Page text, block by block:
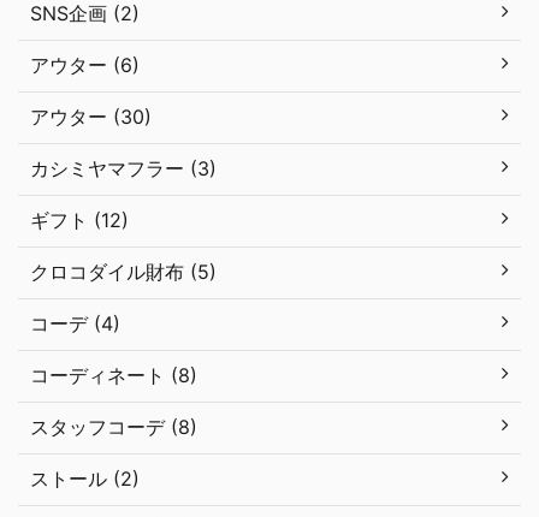
SNS企画 (2)
アウター (6)
アウター (30)
カシミヤマフラー (3)
ギフト (12)
クロコダイル財布 (5)
コーデ (4)
コーディネート (8)
スタッフコーデ (8)
ストール (2)